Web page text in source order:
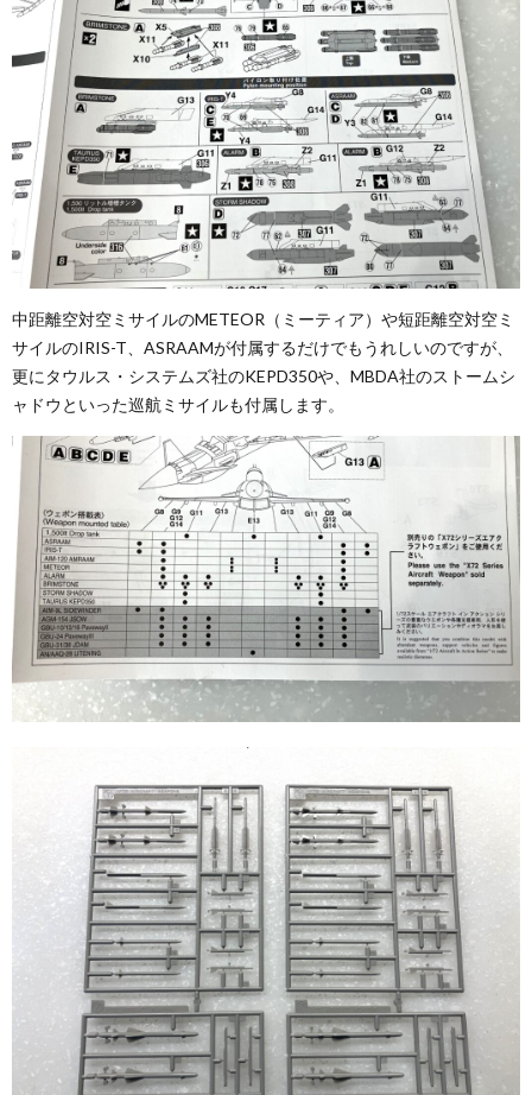
中距離空対空ミサイルのMETEOR（ミーティア）や短距離空対空ミ
サイルのIRIS-T、ASRAAMが付属するだけでもうれしいのですが、
更にタウルス・システムズ社のKEPD350や、MBDA社のストームシ
ャドウといった巡航ミサイルも付属します。